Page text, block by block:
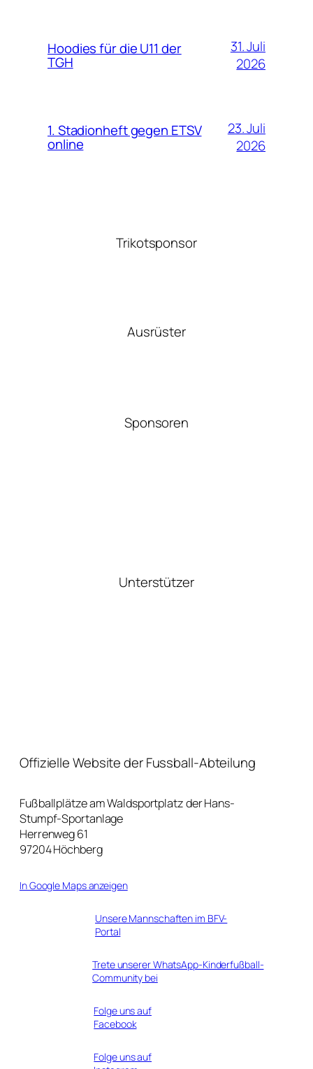
Hoodies für die U11 der
TGH
31. Juli
2026
1. Stadionheft gegen ETSV
online
23. Juli
2026
Trikotsponsor
Ausrüster
Sponsoren
Unterstützer
Offizielle Website der Fussball-Abteilung
Fußballplätze am Waldsportplatz der Hans-
Stumpf-Sportanlage
Herrenweg 61
97204 Höchberg
In Google Maps anzeigen
Unsere Mannschaften im BFV-
Portal
Trete unserer WhatsApp-Kinderfußball-
Community bei
Folge uns auf
Facebook
Folge uns auf